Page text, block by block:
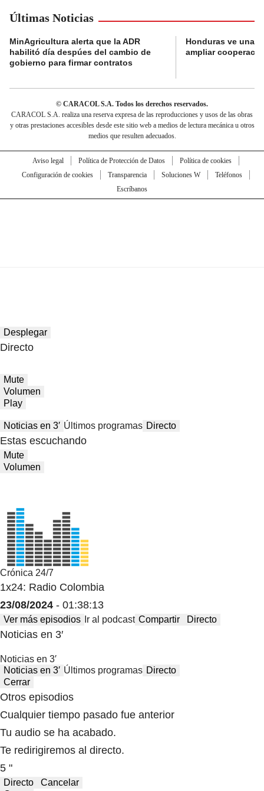
Últimas Noticias
MinAgricultura alerta que la ADR
habilitó día despúes del cambio de
gobierno para firmar contratos
Honduras ve una
ampliar
© CARACOL S.A. Todos los derechos reservados.
CARACOL S.A. realiza una reserva expresa de las reproducciones y usos de las obras
y otras prestaciones accesibles desde este sitio web a medios de lectura mecánica u otros
medios que resulten adecuados.
Aviso legal Política de Protección de Datos
Política de cookies
Configuración de cookies
Transparencia Soluciones W
Teléfonos
Escríbanos
Desplegar
Directo
Mute
Volumen
Play
Noticias en 3′ Últimos programas Directo
Estas escuchando
Mute
Volumen
Crónica 24/7
1x24: Radio Colombia
23/08/2024 - 01:38:13
Ver más episodios Ir al podcast Compartir Directo
Noticias en 3′
Noticias en 3′
Noticias en 3′ Últimos programas Directo
Cerrar
Otros episodios
Cualquier tiempo pasado fue anterior
Tu audio se ha acabado.
Te redirigiremos al directo.
5 "
Directo
Cancelar